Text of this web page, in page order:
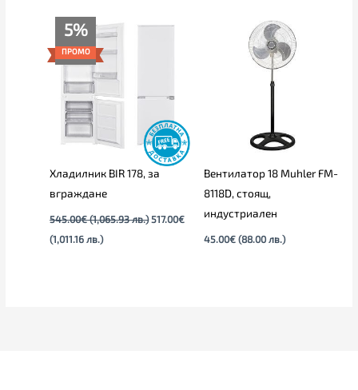
5%
ПРОМО
Хладилник BIR 178, за
вграждане
545.00€ (1,065.93 лв.) 517.00€
(1,011.16 лв.)
Текущата
цена
е:
517.00€
(1,011.16
Вентилатор 18 Muhler FM-
8118D, стоящ,
индустриален
45.00€ (88.00 лв.)